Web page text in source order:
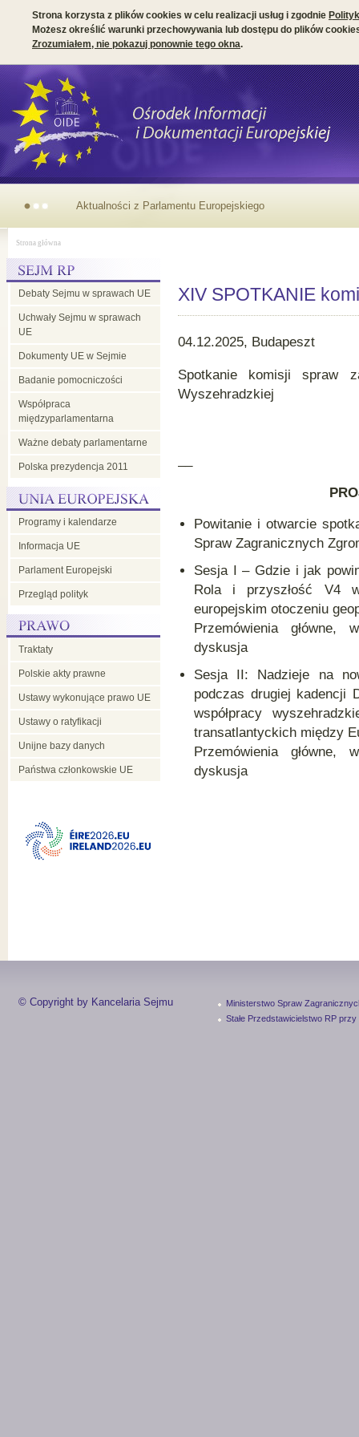
Strona korzysta z plików cookies w celu realizacji usług i zgodnie
Możesz określić warunki przechowywania lub dostępu do plików
Zrozumiałem, nie pokazuj ponownie tego okna.
Aktualności z Parlamentu Europejskiego
Strona główna
Debaty Sejmu w sprawach UE
Uchwały Sejmu w sprawach
UE
Dokumenty UE w Sejmie
Badanie pomocniczości
Współpraca
międzyparlamentarna
Ważne debaty parlamentarne
Polska prezydencja 2011
Programy i kalendarze
Informacja UE
Parlament Europejski
Przegląd polityk
Traktaty
Polskie akty prawne
Ustawy wykonujące prawo UE
Ustawy o ratyfikacji
Unijne bazy danych
Państwa członkowskie UE
XIV SPOTKANIE
04.12.2025, Budapeszt
Spotkanie komisji spraw
Wyszehradzkiej
Powitanie i otwarcie
Spraw Zagranicznych
Sesja I – Gdzie i jak
Rola i przyszłość V4
europejskim otoczeniu
Przemówienia główne,
dyskusja
Sesja II: Nadzieje na
podczas drugiej kadencji
współpracy
transatlantyckich między
Przemówienia główne,
dyskusja
© Copyright by Kancelaria Sejmu
Ministerstwo Spraw
Stałe Przedstawicielstwo RP przy